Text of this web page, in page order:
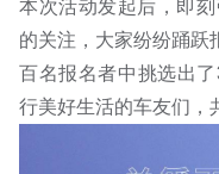
本次活动发起后，即
的关注，大家纷纷踊跃
百名报名者中挑选出
行美好生活的车友们，